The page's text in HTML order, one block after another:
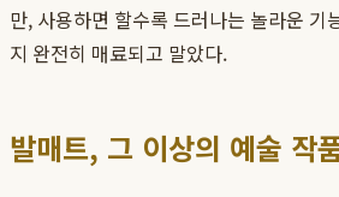
만, 사용하면 할수록 드러나는 놀라운 기
지 완전히 매료되고 말았다.
발매트, 그 이상의 예술 작